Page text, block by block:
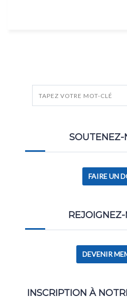
SOUTENEZ-
FAIRE UN
DEVENIR
INSCRIPTION À